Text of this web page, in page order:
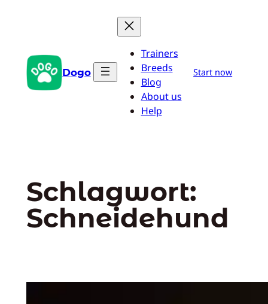
Dogo
Trainers
Breeds
Blog
About us
Help
Start now
Schlagwort:
Schneidehund